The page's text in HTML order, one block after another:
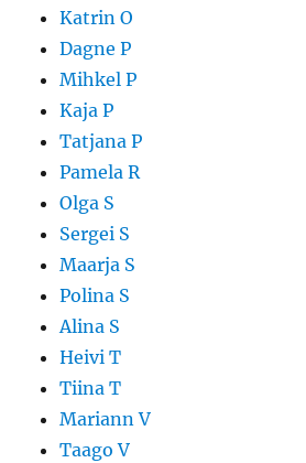
Katrin O
Dagne P
Mihkel P
Kaja P
Tatjana P
Pamela R
Olga S
Sergei S
Maarja S
Polina S
Alina S
Heivi T
Tiina T
Mariann V
Taago V